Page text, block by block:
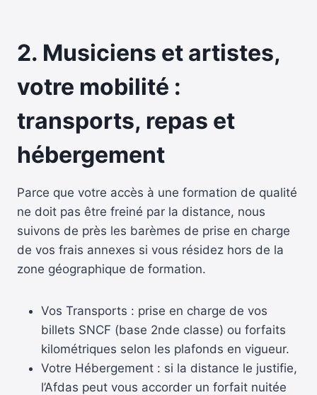
2. Musiciens et artistes,
votre mobilité :
transports, repas et
hébergement
Parce que votre accès à une formation de qualité
ne doit pas être freiné par la distance, nous
suivons de près les barèmes de prise en charge
de vos frais annexes si vous résidez hors de la
zone géographique de formation.
Vos Transports : prise en charge de vos
billets SNCF (base 2nde classe) ou forfaits
kilométriques selon les plafonds en vigueur.
Votre Hébergement : si la distance le justifie,
l’Afdas peut vous accorder un forfait nuitée